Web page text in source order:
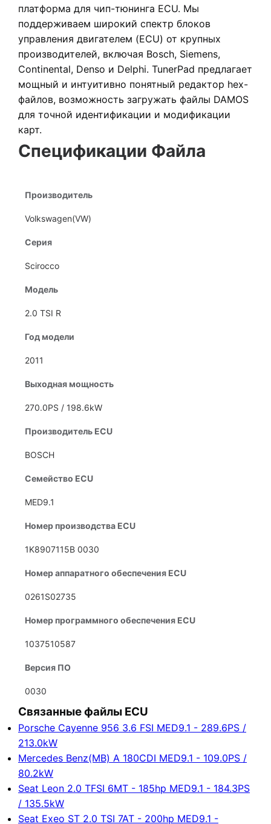
платформа для чип-тюнинга ECU. Мы
поддерживаем широкий спектр блоков
управления двигателем (ECU) от крупных
производителей, включая Bosch, Siemens,
Continental, Denso и Delphi. TunerPad предлагает
мощный и интуитивно понятный редактор hex-
файлов, возможность загружать файлы DAMOS
для точной идентификации и модификации
карт.
Спецификации Файла
Производитель
Volkswagen(VW)
Серия
Scirocco
Модель
2.0 TSI R
Год модели
2011
Выходная мощность
270.0PS / 198.6kW
Производитель ECU
BOSCH
Семейство ECU
MED9.1
Номер производства ECU
1K8907115B 0030
Номер аппаратного обеспечения ECU
0261S02735
Номер программного обеспечения ECU
1037510587
Версия ПО
0030
Связанные файлы ECU
Porsche Cayenne 956 3.6 FSI MED9.1 - 289.6PS /
213.0kW
Mercedes Benz(MB) A 180CDI MED9.1 - 109.0PS /
80.2kW
Seat Leon 2.0 TFSI 6MT - 185hp MED9.1 - 184.3PS
/ 135.5kW
Seat Exeo ST 2.0 TSI 7AT - 200hp MED9.1 -